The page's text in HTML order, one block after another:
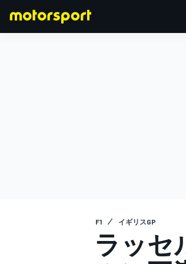
F1 イギリスGP
ラッセ